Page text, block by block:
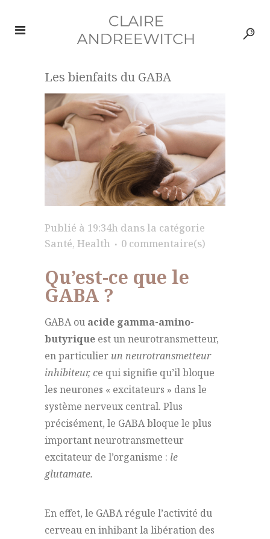
Les bienfaits du GABA
Publié à 19:34h dans la catégorie
Santé, Health 0 commentaire(s)
Qu’est-ce que le
GABA ?
GABA ou acide gamma-amino-
butyrique est un neurotransmetteur,
en particulier un neurotransmetteur
inhibiteur, ce qui signifie qu’il bloque
les neurones « excitateurs » dans le
système nerveux central. Plus
précisément, le GABA bloque le plus
important neurotransmetteur
excitateur de l’organisme : le
glutamate.
En effet, le GABA régule l’activité du
cerveau en inhibant la libération des